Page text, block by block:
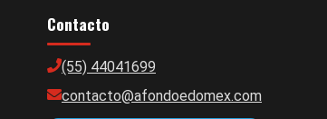
Contacto
(55) 44041699
contacto@afondoedomex.com